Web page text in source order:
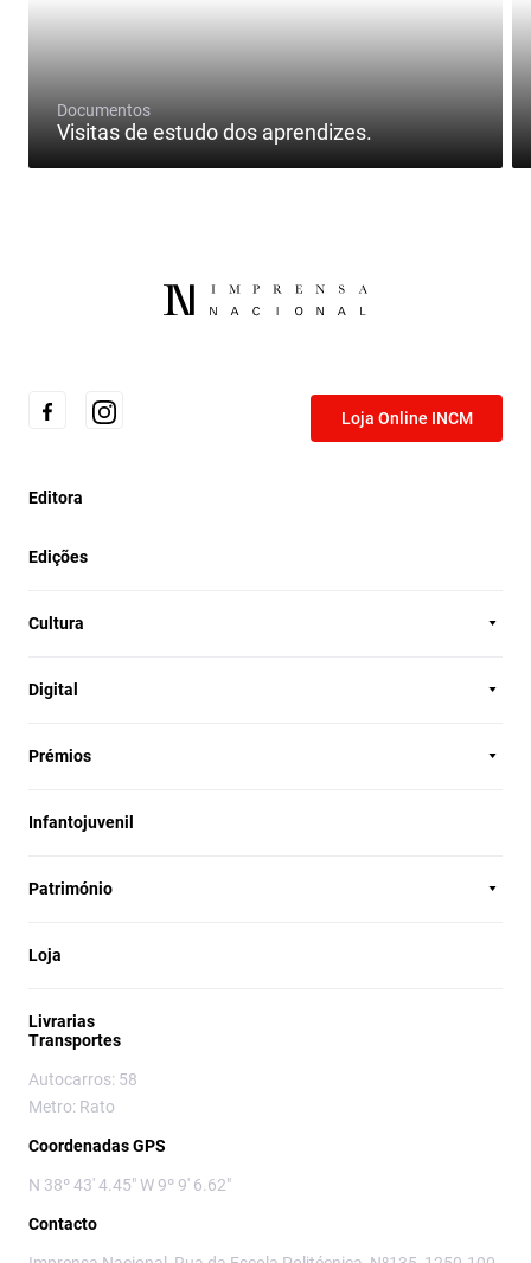
Documentos
Visitas de estudo dos aprendizes.
Loja Online INCM
Editora
Edições
Cultura
Digital
Prémios
Infantojuvenil
Património
Loja
Livrarias
Transportes
Autocarros: 58
Metro: Rato
Coordenadas GPS
N 38º 43' 4.45" W 9º 9' 6.62"
Contacto